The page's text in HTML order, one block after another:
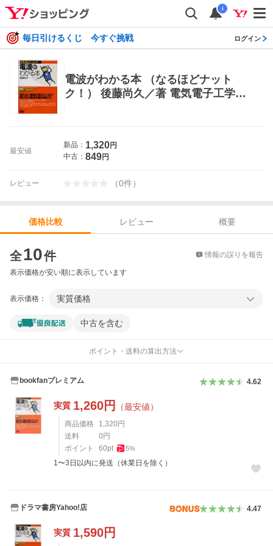
i
毎日引けるくじ 今すぐ挑戦 ログイン
電波がわかる本 （なるほどナット
ク！） 後藤尚久／著 電気電子工学無
最安値
新品： 1,320円
中古： 849円
レビュー （0件）
価格比較 レビュー
概要
全10件 情報の誤りを報告
表示価格が安い順に表示しています
表示価格： 実質価格
中古を含む
ポイント・送料の算出方法
bookfanプレミアム 4.62
実質 1,260円 （最安値）
商品価格 1,320 円
送料
0 円
ポイント
60pt 5%
1〜3日以内に発送（休業日を除く）
ドラマ書房Yahoo!店 4.47
実質 1,590円